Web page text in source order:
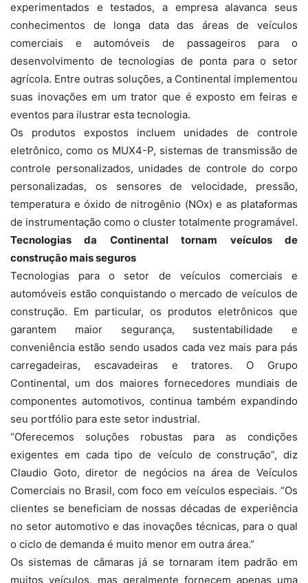
experimentados e testados, a empresa alavanca seus
conhecimentos de longa data das áreas de veículos
comerciais e automóveis de passageiros para o
desenvolvimento de tecnologias de ponta para o setor
agrícola. Entre outras soluções, a Continental implementou
suas inovações em um trator que é exposto em feiras e
eventos para ilustrar esta tecnologia.
Os produtos expostos incluem unidades de controle
eletrônico, como os MUX4-P, sistemas de transmissão de
controle personalizados, unidades de controle do corpo
personalizadas, os sensores de velocidade, pressão,
temperatura e óxido de nitrogênio (NOx) e as plataformas
de instrumentação como o cluster totalmente programável.
Tecnologias da Continental tornam veículos de
construção mais seguros
Tecnologias para o setor de veículos comerciais e
automóveis estão conquistando o mercado de veículos de
construção. Em particular, os produtos eletrônicos que
garantem maior segurança, sustentabilidade e
conveniência estão sendo usados ​​cada vez mais para pás
carregadeiras, escavadeiras e tratores. O Grupo
Continental, um dos maiores fornecedores mundiais de
componentes automotivos, continua também expandindo
seu portfólio para este setor industrial.
“Oferecemos soluções robustas para as condições
exigentes em cada tipo de veículo de construção”, diz
Claudio Goto, diretor de negócios na área de Veículos
Comerciais no Brasil, com foco em veículos especiais. “Os
clientes se beneficiam de nossas décadas de experiência
no setor automotivo e das inovações técnicas, para o qual
o ciclo de demanda é muito menor em outra área.”
Os sistemas de câmaras já se tornaram item padrão em
muitos veículos, mas geralmente fornecem apenas uma